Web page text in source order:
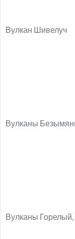
Вулкан Шивелуч
Вулканы
Вулканы